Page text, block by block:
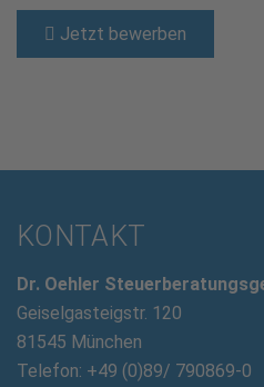
Jetzt bewerben
KONTAKT
Dr. Oehler
Geiselgasteigstr. 120
81545 München
Telefon: +49 (0)89/ 790869-0